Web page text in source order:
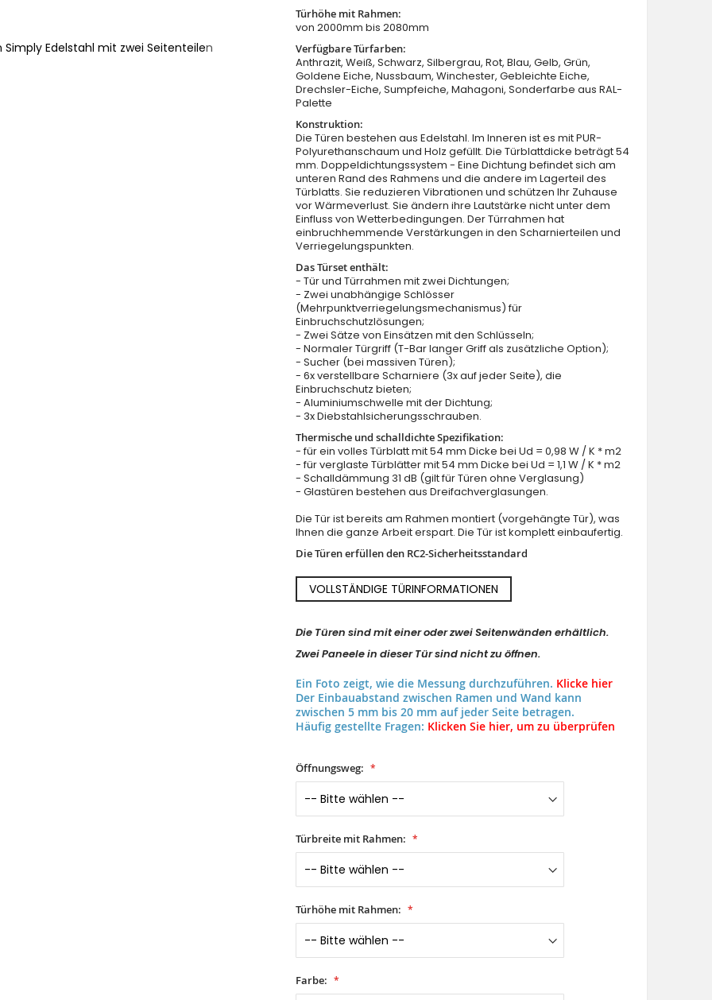
Simply Edelstahl mit zwei Seitenteilen Fargo 32A T - Haustüren Simply Edelstahl mit zwei
Türhöhe mit Rahmen:
von 2000mm bis 2080mm
Verfügbare Türfarben:
Anthrazit, Weiß, Schwarz, Silbergrau, Rot, Blau, Gelb, Grün,
Goldene Eiche, Nussbaum, Winchester, Gebleichte Eiche,
Drechsler-Eiche, Sumpfeiche, Mahagoni, Sonderfarbe aus RAL-
Palette
Konstruktion:
Die Türen bestehen aus Edelstahl. Im Inneren ist es mit PUR-
Polyurethanschaum und Holz gefüllt. Die Türblattdicke beträgt 54
mm. Doppeldichtungssystem - Eine Dichtung befindet sich am
unteren Rand des Rahmens und die andere im Lagerteil des
Türblatts. Sie reduzieren Vibrationen und schützen Ihr Zuhause
vor Wärmeverlust. Sie ändern ihre Lautstärke nicht unter dem
Einfluss von Wetterbedingungen. Der Türrahmen hat
einbruchhemmende Verstärkungen in den Scharnierteilen und
Verriegelungspunkten.
Das Türset enthält:
- Tür und Türrahmen mit zwei Dichtungen;
- Zwei unabhängige Schlösser
(Mehrpunktverriegelungsmechanismus) für
Einbruchschutzlösungen;
- Zwei Sätze von Einsätzen mit den Schlüsseln;
- Normaler Türgriff (T-Bar langer Griff als zusätzliche Option);
- Sucher (bei massiven Türen);
- 6x verstellbare Scharniere (3x auf jeder Seite), die
Einbruchschutz bieten;
- Aluminiumschwelle mit der Dichtung;
- 3x Diebstahlsicherungsschrauben.
Thermische und schalldichte Spezifikation:
- für ein volles Türblatt mit 54 mm Dicke bei Ud = 0,98 W / K * m2
- für verglaste Türblätter mit 54 mm Dicke bei Ud = 1,1 W / K * m2
- Schalldämmung 31 dB (gilt für Türen ohne Verglasung)
- Glastüren bestehen aus Dreifachverglasungen.
Die Tür ist bereits am Rahmen montiert (vorgehängte Tür), was
Ihnen die ganze Arbeit erspart. Die Tür ist komplett einbaufertig.
Die Türen erfüllen den RC2-Sicherheitsstandard
VOLLSTÄNDIGE TÜRINFORMATIONEN
Die Türen sind mit einer oder zwei Seitenwänden erhältlich.
Zwei Paneele in dieser Tür sind nicht zu öffnen.
Ein Foto zeigt, wie die Messung durchzuführen. Klicke hier
Der Einbauabstand zwischen Ramen und Wand kann
zwischen 5 mm bis 20 mm auf jeder Seite betragen.
Häufig gestellte Fragen: Klicken Sie hier, um zu überprüfen
Öffnungsweg:
Türbreite mit Rahmen:
Türhöhe mit Rahmen:
Farbe: